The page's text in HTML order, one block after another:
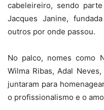
cabeleireiro, sendo
Jacques Janine,
outros por onde passou.
No palco, nomes como
Wilma Ribas, Adal
juntaram para
o profissionalismo e o